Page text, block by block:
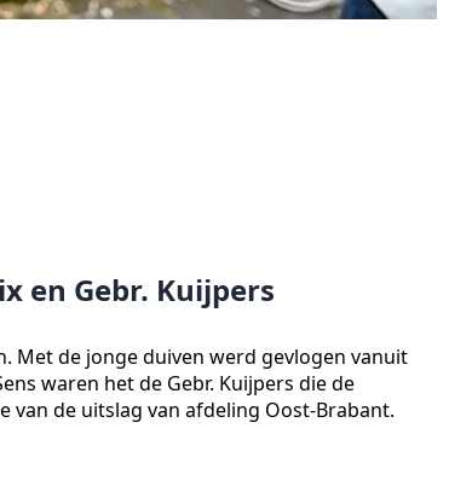
en Gebr. Kuijpers
Met de jonge duiven werd gevlogen vanuit
waren het de Gebr. Kuijpers die de
de uitslag van afdeling Oost-Brabant.